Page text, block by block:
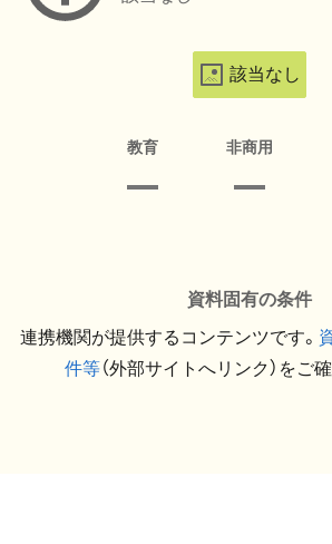
該当なし
教育 非商用
資料固有の条件
連携機関が提供するコンテンツです。
件等（外部サイトへリンク）をご